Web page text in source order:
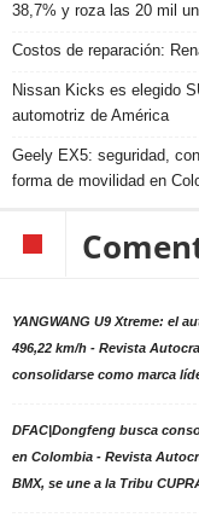
38,7% y roza las 20 mil
Costos de reparación:
Nissan Kicks es elegido
automotriz de América
Geely EX5: seguridad,
forma de movilidad en
YANGWANG U9 Xtreme: el
496,22 km/h - Revista
consolidarse como marca
DFAC|Dongfeng busca
en Colombia - Revista
BMX, se une a la Tribu